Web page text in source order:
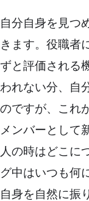
自分自身を見つ
きます。役職者
ずと評価される
われない分、自
のですが、これ
メンバーとして
人の時はどこに
グ中はいつも何
自身を自然に振